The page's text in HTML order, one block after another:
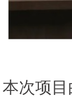
本次项